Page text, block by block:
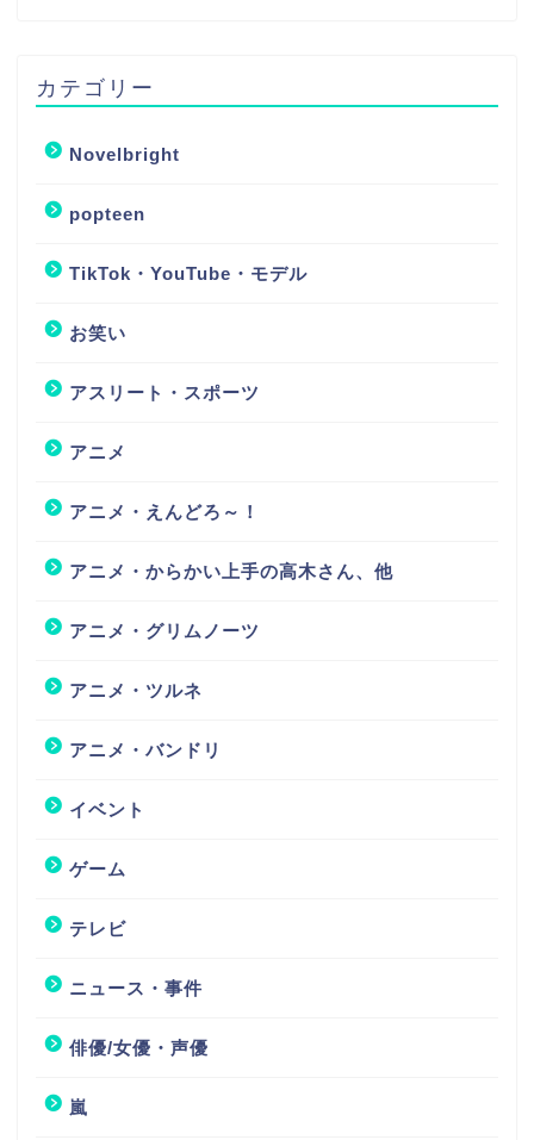
カテゴリー
Novelbright
popteen
TikTok・YouTube・モデル
お笑い
アスリート・スポーツ
アニメ
アニメ・えんどろ～！
アニメ・からかい上手の高木さん、他
アニメ・グリムノーツ
アニメ・ツルネ
アニメ・バンドリ
イベント
ゲーム
テレビ
ニュース・事件
俳優/女優・声優
嵐